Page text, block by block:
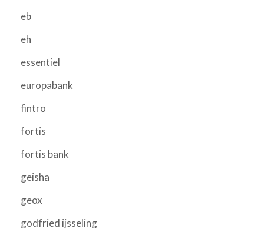
eb
eh
essentiel
europabank
fintro
fortis
fortis bank
geisha
geox
godfried ijsseling